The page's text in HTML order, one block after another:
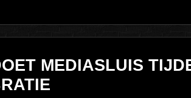
MEDIASLUIS